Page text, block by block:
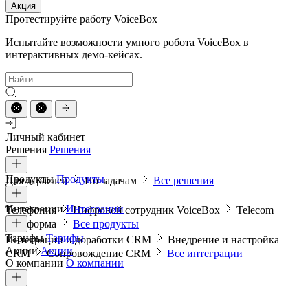
Акция
Протестируйте работу VoiceBox
Испытайте возможности умного робота VoiceBox в
интерактивных демо-кейсах.
Личный кабинет
Решения Решения
Для отраслей По задачам Все решения
ПродуктыПродукты
Телефония Цифровой сотрудник VoiceBox
Telecom
платформа
Все продукты
ИнтеграцииИнтеграции
Интеграции и доработки CRM
Внедрение и настройка
CRM
Сопровождение CRM Все интеграции
ТарифыТарифы
АкцииАкции
О компании О компании